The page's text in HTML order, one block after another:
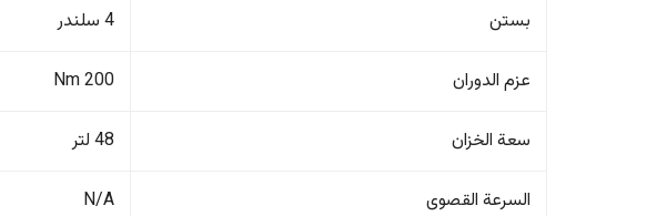
بستن 4 سلندر
عزم الدوران 200 Nm
سعة الخزان 48 لتر
السرعة القصوى N/A